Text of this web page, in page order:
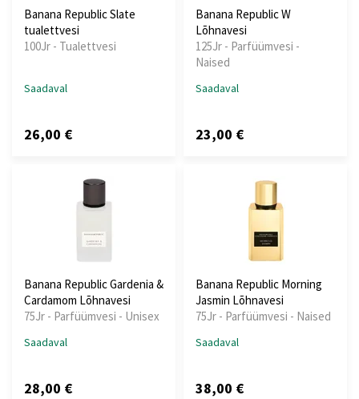
Banana Republic Slate
tualettvesi
100Jr - Tualettvesi
Saadaval
26,00 €
Banana Republic W
Lõhnavesi
125Jr - Parfüümvesi -
Naised
Saadaval
23,00 €
Banana Republic Gardenia &
Cardamom Lõhnavesi
75Jr - Parfüümvesi - Unisex
Saadaval
28,00 €
Banana Republic Morning
Jasmin Lõhnavesi
75Jr - Parfüümvesi - Naised
Saadaval
38,00 €